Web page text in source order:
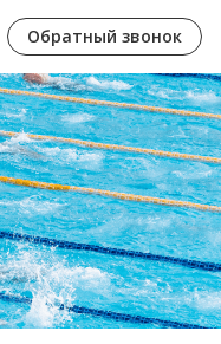
Обратный звонок